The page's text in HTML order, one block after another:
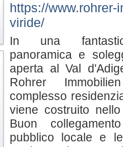
https://
viride/
In una
panoramica e
aperta al Val
Rohrer
complesso
viene costruito
Buon
pubblico locale e